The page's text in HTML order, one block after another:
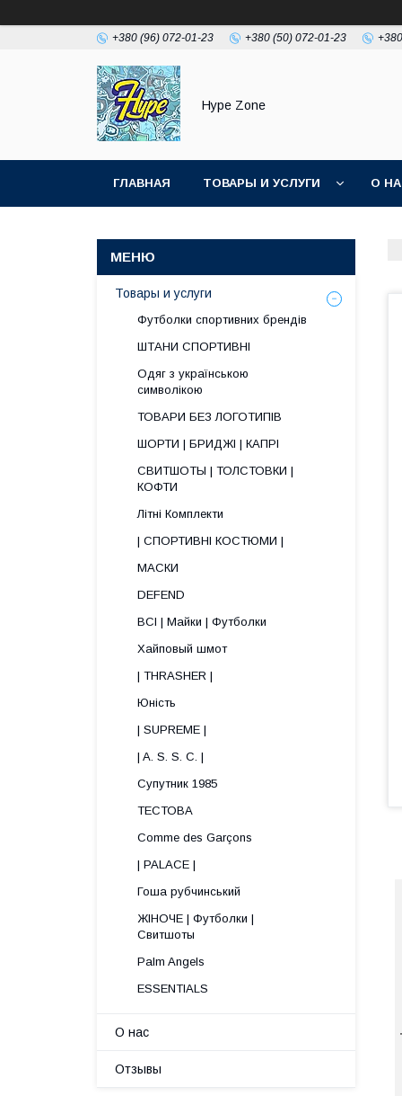
+380 (96) 072-01-23 +380 (50) 072-01-23
Hype Zone
ГЛАВНАЯ ТОВАРЫ И УСЛУГИ О
Товары и услуги
Футболки спортивних брендів
ШТАНИ СПОРТИВНІ
Одяг з українською
символікою
ТОВАРИ БЕЗ ЛОГОТИПІВ
ШОРТИ | БРИДЖІ | КАПРІ
СВИТШОТЫ | ТОЛСТОВКИ |
КОФТИ
Літні Комплекти
| СПОРТИВНІ КОСТЮМИ |
МАСКИ
DEFEND
ВСІ | Майки | Футболки
Хайповый шмот
| THRASHER |
Юність
| SUPREME |
| A. S. S. C. |
Супутник 1985
ТЕСТОВА
Comme des Garçons
| PALACE |
Гоша рубчинський
ЖІНОЧЕ | Футболки |
Свитшоты
Palm Angels
ESSENTIALS
О нас
Отзывы